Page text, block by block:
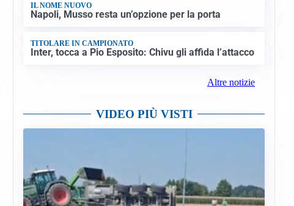
IL NOME NUOVO
Napoli, Musso resta un’opzione per la porta
TITOLARE IN CAMPIONATO
Inter, tocca a Pio Esposito: Chivu gli affida l’attacco
Altre notizie
VIDEO PIÙ VISTI